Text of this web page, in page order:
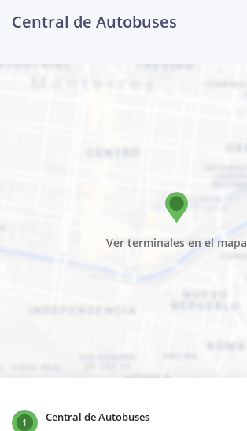
Central de Autobuses
Ver terminales en el mapa
1 Central de Autobuses